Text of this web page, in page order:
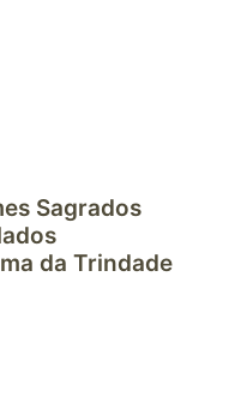
Sagrados
da Trindade